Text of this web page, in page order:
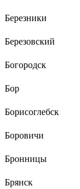
Березники
Березовский
Богородск
Бор
Борисоглебск
Боровичи
Бронницы
Брянск